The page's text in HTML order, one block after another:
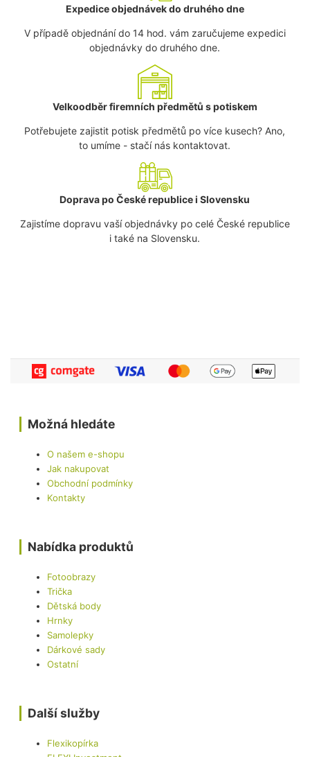
Expedice objednávek do druhého dne
V případě objednání do 14 hod. vám zaručujeme expedici
objednávky do druhého dne.
Velkoodběr firemních předmětů s potiskem
Potřebujete zajistit potisk předmětů po více kusech? Ano,
to umíme - stačí nás kontaktovat.
Doprava po České republice i Slovensku
Zajistíme dopravu vaší objednávky po celé České republice
i také na Slovensku.
Možná hledáte
O našem e-shopu
Jak nakupovat
Obchodní podmínky
Kontakty
Nabídka produktů
Fotoobrazy
Trička
Dětská body
Hrnky
Samolepky
Dárkové sady
Ostatní
Další služby
Flexikopírka